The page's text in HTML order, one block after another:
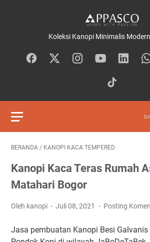
Koleksi Kanopi Minimalis
BERANDA / KANOPI KACA TEMPERED
Kanopi Kaca Teras Rumah
Matahari Bogor
Oleh kanopi Juli 08, 2021 Posting
Jasa pembuatan Kanopi Besi Galvanis